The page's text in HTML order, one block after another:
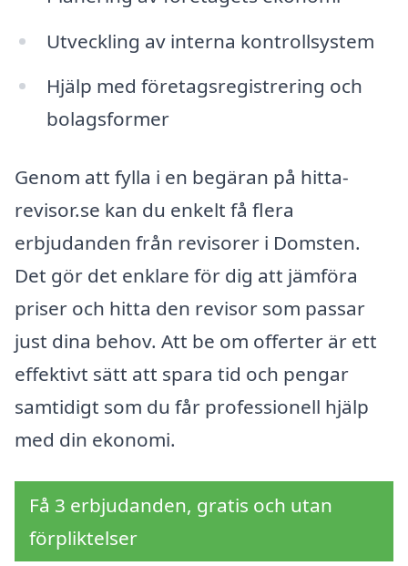
Utveckling av interna kontrollsystem
Hjälp med företagsregistrering och
bolagsformer
Genom att fylla i en begäran på hitta-
revisor.se kan du enkelt få flera
erbjudanden från revisorer i Domsten.
Det gör det enklare för dig att jämföra
priser och hitta den revisor som passar
just dina behov. Att be om offerter är ett
effektivt sätt att spara tid och pengar
samtidigt som du får professionell hjälp
med din ekonomi.
Få 3 erbjudanden, gratis och utan
förpliktelser